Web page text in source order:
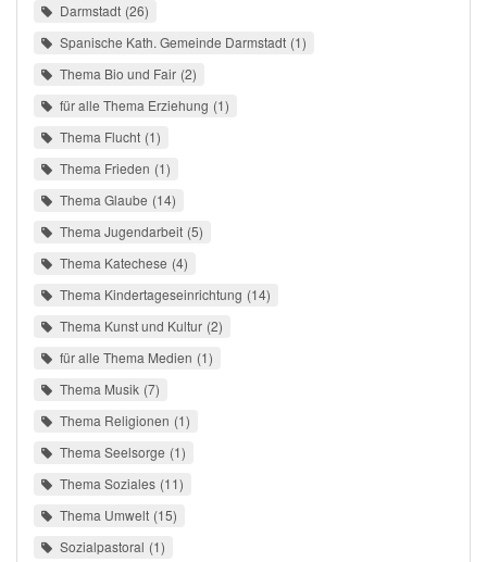
Darmstadt 26
Spanische Kath. Gemeinde Darmstadt 1
Thema Bio und Fair 2
für alle Thema Erziehung 1
Thema Flucht 1
Thema Frieden 1
Thema Glaube 14
Thema Jugendarbeit 5
Thema Katechese 4
Thema Kindertageseinrichtung 14
Thema Kunst und Kultur 2
für alle Thema Medien 1
Thema Musik 7
Thema Religionen 1
Thema Seelsorge 1
Thema Soziales 11
Thema Umwelt 15
Sozialpastoral 1